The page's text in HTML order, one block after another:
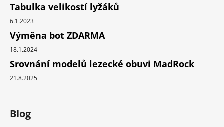
Tabulka velikostí lyžáků
6.1.2023
Výměna bot ZDARMA
18.1.2024
Srovnání modelů lezecké obuvi MadRock
21.8.2025
Blog